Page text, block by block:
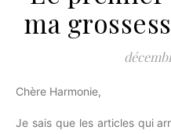
ma
Chère Harmonie,
Je sais que les articles qui